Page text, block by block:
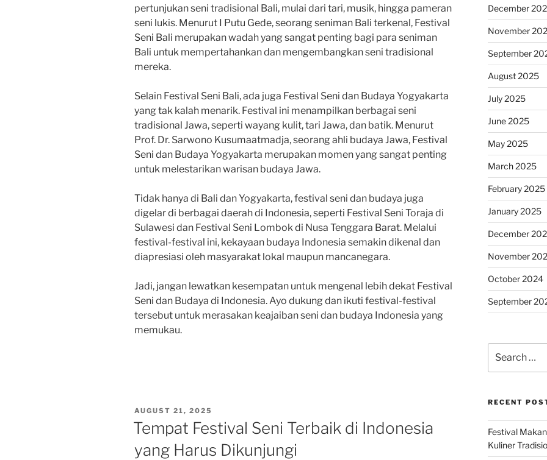
pertunjukan seni tradisional Bali, mulai dari tari, musik, hingga pameran
seni lukis. Menurut I Putu Gede, seorang seniman Bali terkenal, Festival
Seni Bali merupakan wadah yang sangat penting bagi para seniman
Bali untuk mempertahankan dan mengembangkan seni tradisional
mereka.
Selain Festival Seni Bali, ada juga Festival Seni dan Budaya Yogyakarta
yang tak kalah menarik. Festival ini menampilkan berbagai seni
tradisional Jawa, seperti wayang kulit, tari Jawa, dan batik. Menurut
Prof. Dr. Sarwono Kusumaatmadja, seorang ahli budaya Jawa, Festival
Seni dan Budaya Yogyakarta merupakan momen yang sangat penting
untuk melestarikan warisan budaya Jawa.
Tidak hanya di Bali dan Yogyakarta, festival seni dan budaya juga
digelar di berbagai daerah di Indonesia, seperti Festival Seni Toraja di
Sulawesi dan Festival Seni Lombok di Nusa Tenggara Barat. Melalui
festival-festival ini, kekayaan budaya Indonesia semakin dikenal dan
diapresiasi oleh masyarakat lokal maupun mancanegara.
Jadi, jangan lewatkan kesempatan untuk mengenal lebih dekat Festival
Seni dan Budaya di Indonesia. Ayo dukung dan ikuti festival-festival
tersebut untuk merasakan keajaiban seni dan budaya Indonesia yang
memukau.
POSTED
AUGUST 21, 2025
Tempat Festival Seni Terbaik di Indonesia
yang Harus Dikunjungi
December
November
September
August 2025
July 2025
June 2025
May 2025
March 2025
February 2025
January 2025
December
November
October 2024
September
for:
RECENT
Festival
Kuliner